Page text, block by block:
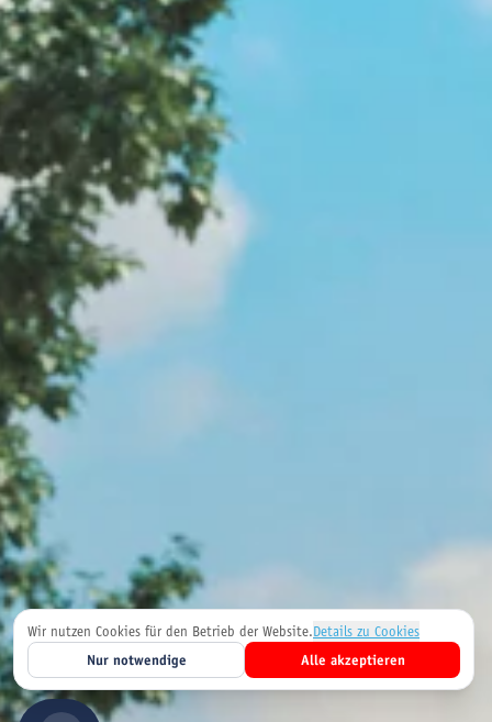
Wir nutzen Cookies für den Betrieb der Website.Details zu Cookies
Nur notwendige Alle akzeptieren